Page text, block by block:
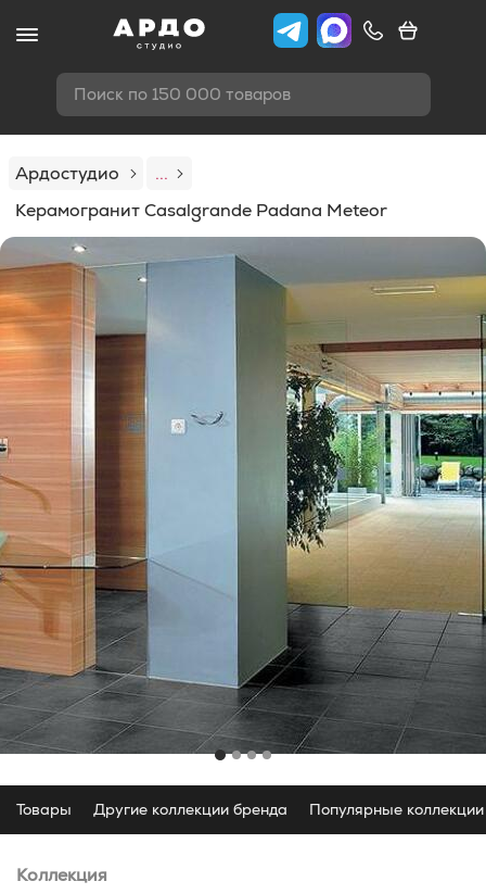
Поиск по 150 000 товаров
Ардостудио
...
Керамогранит Casalgrande Padana Meteor
Товары Другие коллекции бренда Популярные коллекции
Коллекция